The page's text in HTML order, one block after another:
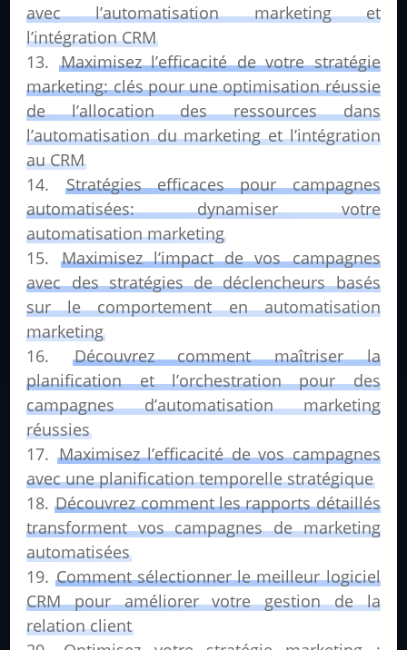
avec l’automatisation marketing et
l’intégration CRM
Maximisez l’efficacité de votre stratégie
marketing: clés pour une optimisation réussie
de l’allocation des ressources dans
l’automatisation du marketing et l’intégration
au CRM
Stratégies efficaces pour campagnes
automatisées: dynamiser votre
automatisation marketing
Maximisez l’impact de vos campagnes
avec des stratégies de déclencheurs basés
sur le comportement en automatisation
marketing
Découvrez comment maîtriser la
planification et l’orchestration pour des
campagnes d’automatisation marketing
réussies
Maximisez l’efficacité de vos campagnes
avec une planification temporelle stratégique
Découvrez comment les rapports détaillés
transforment vos campagnes de marketing
automatisées
Comment sélectionner le meilleur logiciel
CRM pour améliorer votre gestion de la
relation client